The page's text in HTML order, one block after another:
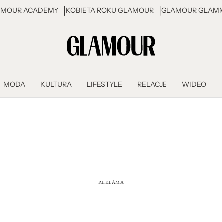
ACADEMY KOBIETA ROKU GLAMOUR GLAMOUR
MODA KULTURA LIFESTYLE RELACJE WIDEO